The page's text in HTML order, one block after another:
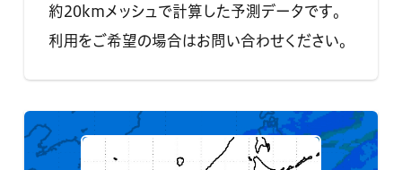
約20kmメッシュで計算した予測データです。
利用をご希望の場合はお問い合わせください。